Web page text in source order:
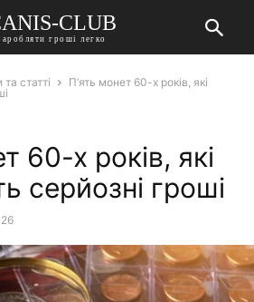
CLUB
гроші легко
статті
П’ять монет 60-х років, які
60-х років, які
серйозні гроші